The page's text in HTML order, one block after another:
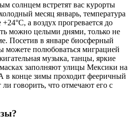
солнцем встретят вас курорты
месяц январь, температура
а воздух прогревается до
можно целыми днями, только не
Посетив в январе биосферный
можете полюбоваться миграцией
музыка, танцы, яркие
заполняют улицы Мексики на
в конце зимы проходит фееричный
говорить, что отмечают его с